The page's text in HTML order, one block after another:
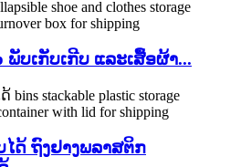
ພັບເກັບເກີບ ແລະເສື້ອຜ້າ...
ໄດ້ ຖົງຢາງພລາສຕິກ